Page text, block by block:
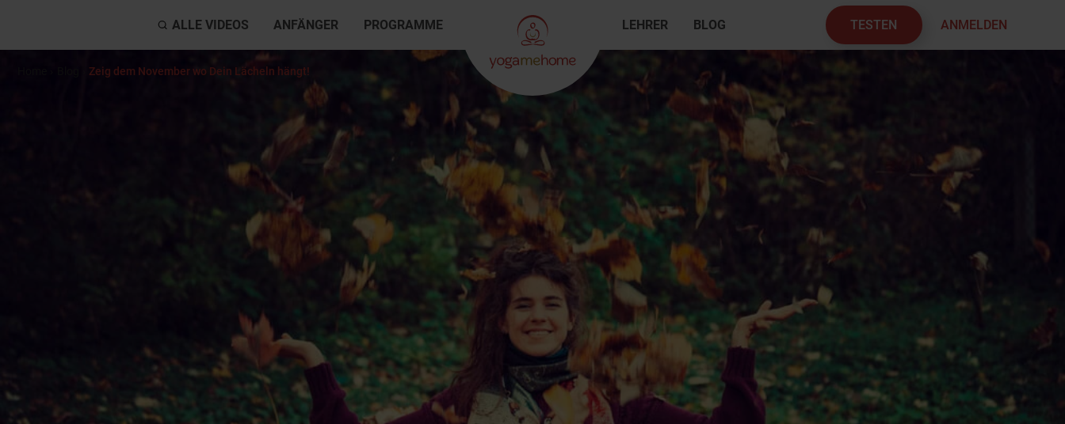
ALLE VIDEOS ANFÄNGER PROGRAMME LEHRER BLOG TESTEN ANMELDEN
Zeig dem November wo Dein Lächeln hängt! ×